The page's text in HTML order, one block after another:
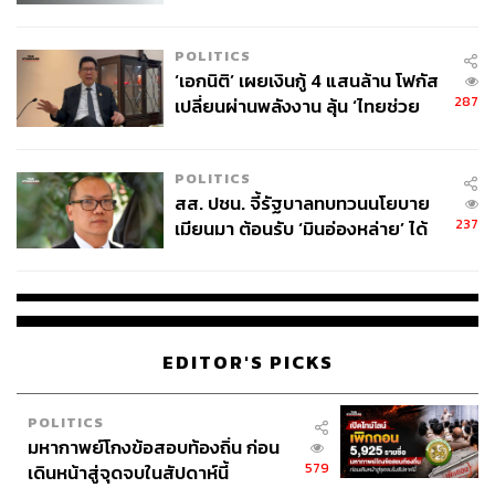
POLITICS
‘เอกนิติ’ เผยเงินกู้ 4 แสนล้าน โฟกัส
เปลี่ยนผ่านพลังงาน ลุ้น ‘ไทยช่วย
287
POLITICS
สส. ปชน. จี้รัฐบาลทบทวนนโยบาย
เมียนมา ต้อนรับ ‘มินอ่องหล่าย’ ได้
237
EDITOR'S PICKS
POLITICS
มหากาพย์โกงข้อสอบท้องถิ่น ก่อน
เดินหน้าสู่จุดจบในสัปดาห์นี้
579